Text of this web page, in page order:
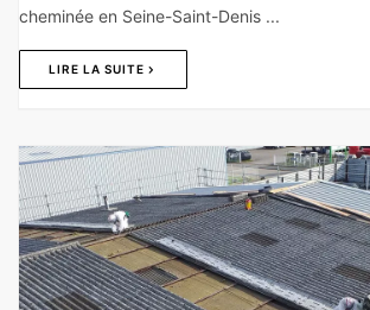
cheminée en Seine-Saint-Denis ...
LIRE LA SUITE